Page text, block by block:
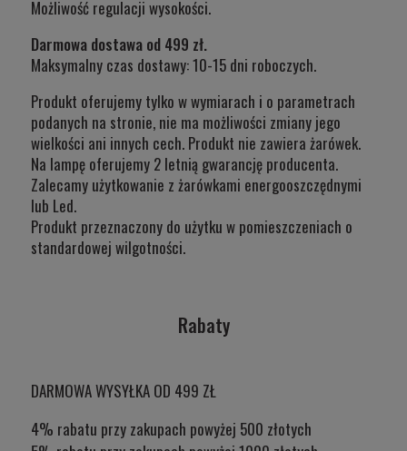
Możliwość regulacji wysokości.
Darmowa dostawa od 499 zł.
Maksymalny czas dostawy: 10-15 dni roboczych.
Produkt oferujemy tylko w wymiarach i o parametrach
podanych na stronie, nie ma możliwości zmiany jego
wielkości ani innych cech. Produkt nie zawiera żarówek.
Na lampę oferujemy 2 letnią gwarancję producenta.
Zalecamy użytkowanie z żarówkami energooszczędnymi
lub Led.
Produkt przeznaczony do użytku w pomieszczeniach o
standardowej wilgotności.
Rabaty
DARMOWA WYSYŁKA OD 499 ZŁ
4% rabatu przy zakupach powyżej 500 złotych